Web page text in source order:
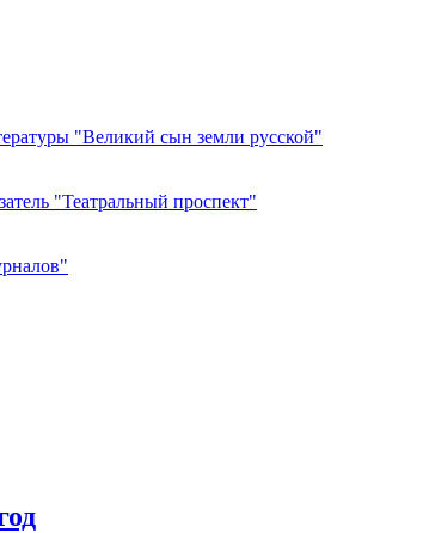
"Великий сын земли русской"
"Театральный проспект"